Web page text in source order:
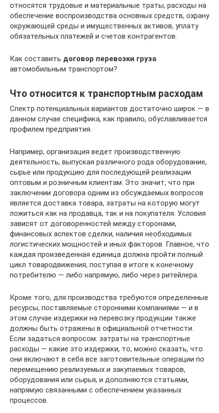
относятся трудовые и материальные траты, расходы на
обеспечение воспроизводства основных средств, охрану
окружающей среды и имущественных активов, уплату
обязательных платежей и счетов контрагентов.
Как составить договор перевозки груза
автомобильным транспортом?
Что относится к транспортным расходам
Спектр потенциальных вариантов достаточно широк — в
данном случае специфика, как правило, обуславливается
профилем предприятия.
Например, организация ведет производственную
деятельность, выпуская различного рода оборудование,
сырье или продукцию для последующей реализации
оптовым и розничным клиентам. Это значит, что при
заключении договора одним из обсуждаемых вопросов
является доставка товара, затраты на которую могут
ложиться как на продавца, так и на покупателя. Условия
зависят от договоренностей между сторонами,
финансовых аспектов сделки, наличия необходимых
логистических мощностей и иных факторов. Главное, что
каждая произведенная единица должна пройти полный
цикл товародвижения, поступая в итоге к конечному
потребителю — либо напрямую, либо через ритейлера.
Кроме того, для производства требуются определенные
ресурсы, поставляемые сторонними компаниями — и в
этом случае издержки на перевозку продукции также
должны быть отражены в официальной отчетности.
Если задаться вопросом: затраты на транспортные
расходы — какие это издержки, то, можно сказать, что
они включают в себя все заготовительные операции по
перемещению реализуемых и закупаемых товаров,
оборудования или сырья, и дополняются статьями,
напрямую связанными с обеспечением указанных
процессов.